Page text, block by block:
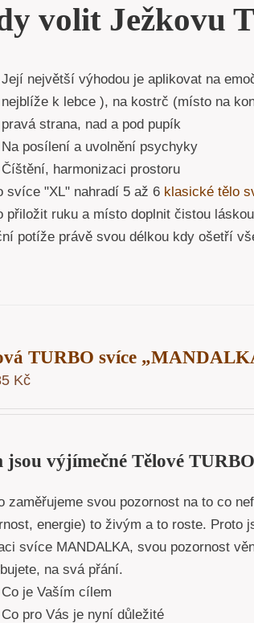
volit Ježkovu
Její největší výhodou je aplikovat na
nejblíže k lebce ), na kostrč (místo na
pravá strana, nad a pod pupík
Na posílení a uvolnění psychyky
Číštění, harmonizaci prostoru
svíce "XL" nahradí 5 až 6 klasické tělo
přiložit ruku a místo doplnit čistou
potíže právě svou délkou kdy ošetří
TURBO svíce
Kč
jsou výjímečné Tělové
zaměřujeme svou pozornost na to co
energie) to živým a to roste. Proto
svíce MANDALKA, svou pozornost
na svá přání.
Co je Vaším cílem
Co pro Vás je nyní důležité